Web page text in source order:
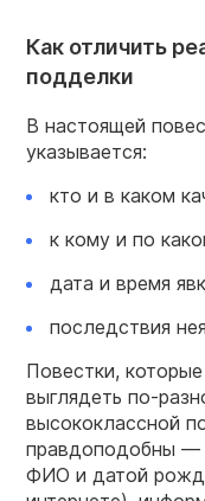
Как отличить
подделки
В настоящей
указывается:
кто и в каком
к кому и по
дата и время
последствия
Повестки,
выглядеть по-
высококлассной
правдоподобны —
ФИО и датой